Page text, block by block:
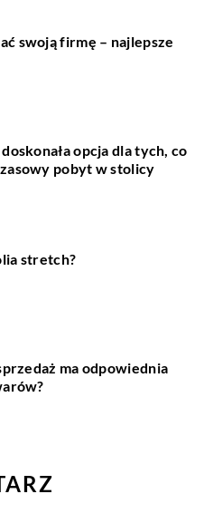
swoją firmę – najlepsze
opcja dla tych, co
pobyt w stolicy
stretch?
ma odpowiednia